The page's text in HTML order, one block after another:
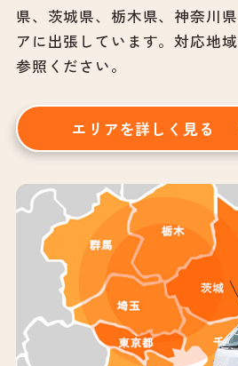
県、茨城県、栃木県、神奈川
アに出張しています。対応地
参照ください。
エリアを詳しく見る